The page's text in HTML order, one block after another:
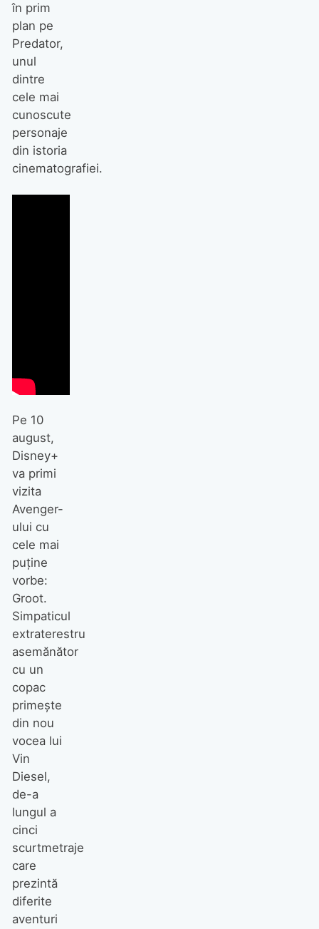
în prim
plan pe
Predator,
unul
dintre
cele mai
cunoscute
personaje
din istoria
cinematografiei.
Pe 10
august,
Disney+
va primi
vizita
Avenger-
ului cu
cele mai
puține
vorbe:
Groot.
Simpaticul
extraterestru
asemănător
cu un
copac
primește
din nou
vocea lui
Vin
Diesel,
de-a
lungul a
cinci
scurtmetraje
care
prezintă
diferite
aventuri